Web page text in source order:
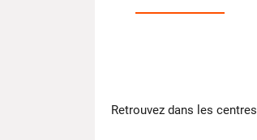
Retrouvez dans les centres